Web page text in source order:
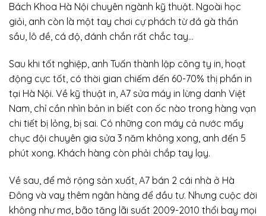
Bách Khoa Hà Nội chuyên ngành kỹ thuật. Ngoài học
giỏi, anh còn là một tay chơi cự phách từ đá gà thần
sầu, lô đề, cá độ, đánh chắn rất chắc tay…
Sau khi tốt nghiệp, anh Tuấn thành lập công ty in, hoạt
động cực tốt, có thời gian chiếm đến 60-70% thị phần in
tại Hà Nội. Về kỹ thuật in, A7 sửa máy in lừng danh Việt
Nam, chỉ cần nhìn bản in biết con ốc nào trong hàng vạn
chi tiết bị lỏng, bị sai. Có những con máy cả nước mấy
chục đội chuyên gia sửa 3 năm không xong, anh đến 5
phút xong. Khách hàng còn phải chắp tay lạy.
Về sau, để mở rộng sản xuất, A7 bán 2 cái nhà ở Hà
Đông và vay thêm ngân hàng để đầu tư. Nhưng cuộc đời
không như mơ, bão tăng lãi suất 2009-2010 thổi bay mọi